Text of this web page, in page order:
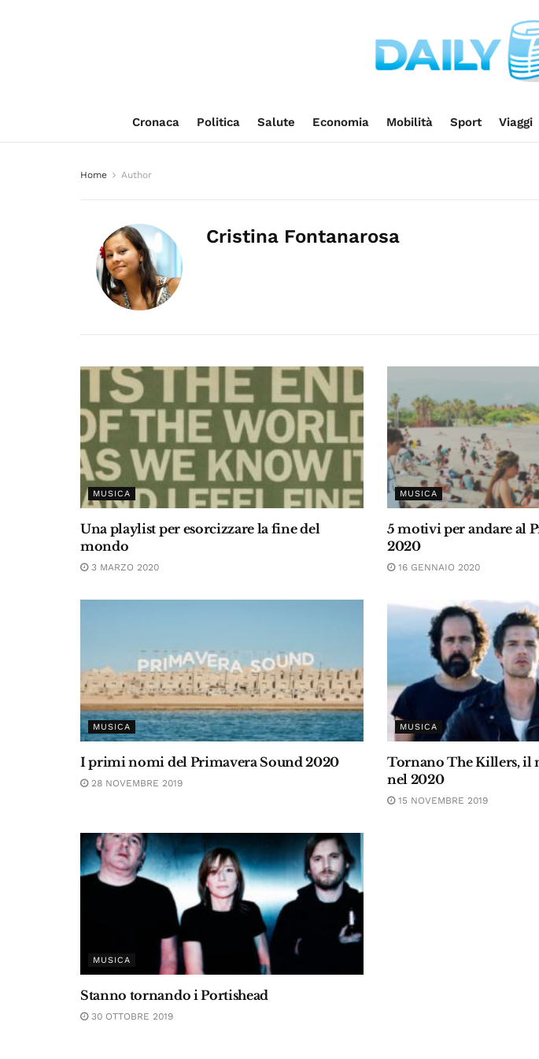
Cronaca Politica Salute Economia Mobilità Sport Viaggi
Home Author
Cristina Fontanarosa
MUSICA
Una playlist per esorcizzare la fine del
mondo
3 MARZO 2020
MUSICA
5 motivi per andare al
2020
16 GENNAIO 2020
MUSICA
I primi nomi del Primavera Sound 2020
28 NOVEMBRE 2019
MUSICA
Tornano The Killers, il
nel 2020
15 NOVEMBRE 2019
MUSICA
Stanno tornando i Portishead
30 OTTOBRE 2019